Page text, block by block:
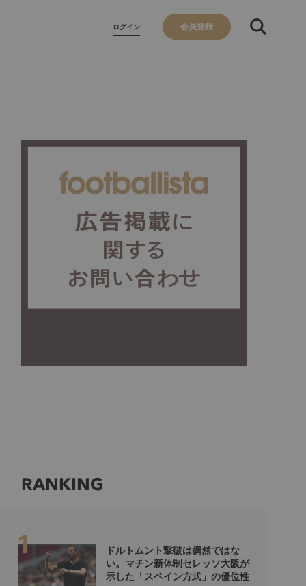
ログイン 会員登録
RANKING
ドルトムント撃破は偶然ではな
い。マチン新体制セレッソ大阪が
示した「スペイン方式」の優位性